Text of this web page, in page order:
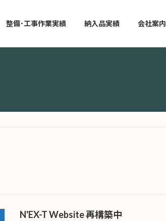
整備･工事作業実績 納入品実績 会社案内
N'EX-T Website 再構築中